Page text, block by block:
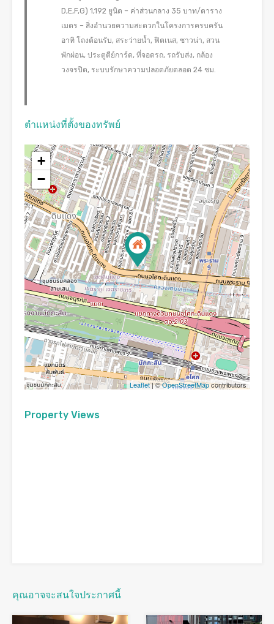
D,E,F,G) 1,192 ยูนิต – ค่าส่วนกลาง 35 บาท/ตาราง
เมตร – สิ่งอำนวยความสะดวกในโครงการครบครัน
อาทิ โถงต้อนรับ, สระว่ายน้ำ, ฟิตเนส, ซาวน่า, สวน
พักผ่อน, ประตูตีย์การ์ด, ที่จอดรถ, รถรับส่ง, กล้อง
วงจรปิด, ระบบรักษาความปลอดภัยตลอด 24 ชม.
ตำแหน่งที่ตั้งของทรัพย์
+
−
Leaflet| ©OpenStreetMapcontributors
Property Views
คุณอาจจะสนใจประกาศนี้